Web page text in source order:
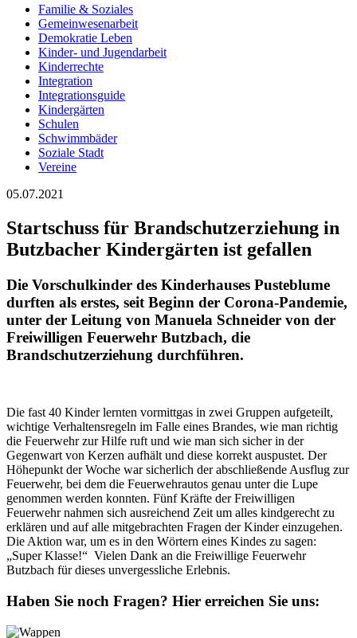
Familie & Soziales
Gemeinwesenarbeit
Demokratie Leben
Kinder- und Jugendarbeit
Kinderrechte
Integration
Integrationsguide
Kindergärten
Schulen
Schwimmbäder
Soziale Stadt
Vereine
05.07.2021
Startschuss für Brandschutzerziehung in
Butzbacher Kindergärten ist gefallen
Die Vorschulkinder des Kinderhauses Pusteblume
durften als erstes, seit Beginn der Corona-Pandemie,
unter der Leitung von Manuela Schneider von der
Freiwilligen Feuerwehr Butzbach, die
Brandschutzerziehung durchführen.
Die fast 40 Kinder lernten vormittgas in zwei Gruppen aufgeteilt,
wichtige Verhaltensregeln im Falle eines Brandes, wie man richtig
die Feuerwehr zur Hilfe ruft und wie man sich sicher in der
Gegenwart von Kerzen aufhält und diese korrekt auspustet. Der
Höhepunkt der Woche war sicherlich der abschließende Ausflug zur
Feuerwehr, bei dem die Feuerwehrautos genau unter die Lupe
genommen werden konnten. Fünf Kräfte der Freiwilligen
Feuerwehr nahmen sich ausreichend Zeit um alles kindgerecht zu
erklären und auf alle mitgebrachten Fragen der Kinder einzugehen.
Die Aktion war, um es in den Wörtern eines Kindes zu sagen:
„Super Klasse!“ Vielen Dank an die Freiwillige Feuerwehr
Butzbach für dieses unvergessliche Erlebnis.
Haben Sie noch Fragen? Hier erreichen Sie uns: